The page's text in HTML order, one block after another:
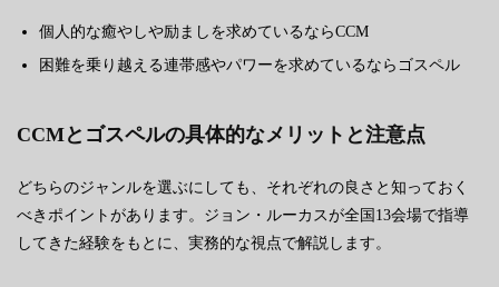
個人的な癒やしや励ましを求めているならCCM
困難を乗り越える連帯感やパワーを求めているならゴスペル
CCMとゴスペルの具体的なメリットと注意点
どちらのジャンルを選ぶにしても、それぞれの良さと知っておく
べきポイントがあります。ジョン・ルーカスが全国13会場で指導
してきた経験をもとに、実務的な視点で解説します。